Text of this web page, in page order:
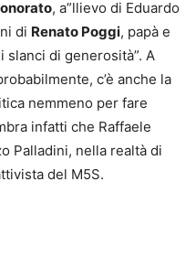
, a”llievo di Eduardo
di Renato Poggi, papà e
slanci di generosità”. A
c’è anche la
nemmeno per fare
infatti che Raffaele
Palladini, nella realtà di
del M5S.